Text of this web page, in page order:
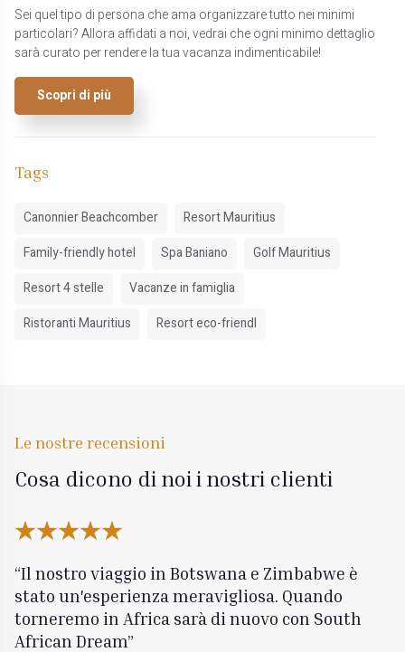
Sei quel tipo di persona che ama organizzare tutto nei minimi
particolari? Allora affidati a noi, vedrai che ogni minimo dettaglio
sarà curato per rendere la tua vacanza indimenticabile!
Scopri di più
Tags
Canonnier Beachcomber
Resort Mauritius
Family-friendly hotel
Spa Baniano
Golf Mauritius
Resort 4 stelle
Vacanze in famiglia
Ristoranti Mauritius
Resort eco-friendl
Le nostre recensioni
Cosa dicono di noi i nostri clienti
Il nostro viaggio in Botswana e Zimbabwe è
stato un'esperienza meravigliosa. Quando
torneremo in Africa sarà di nuovo con South
African Dream